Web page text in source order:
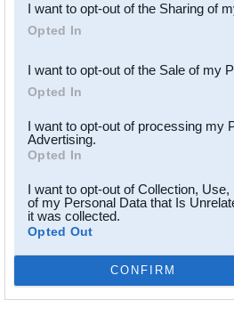
Downstream Participants
third parties.
I want to opt-out of the Sharing of
Opted In
I want to opt-out of the Sale of my
Opted In
I want to opt-out of processing my
Advertising.
Opted In
I want to opt-out of Collection,
of my Personal Data that Is
it was collected.
Opted Out
CONFIRM